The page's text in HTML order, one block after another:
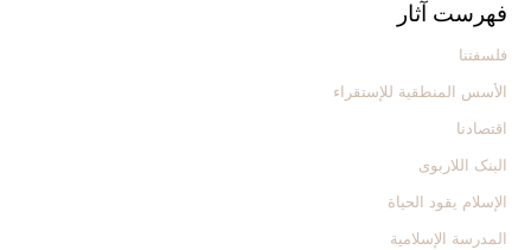
فهرست آثار
فلسفتنا
الأسس المنطقیة للإستقراء
اقتصادنا
البنک اللاربوی
الإسلام یقود الحیاة
المدرسة الإسلامیة